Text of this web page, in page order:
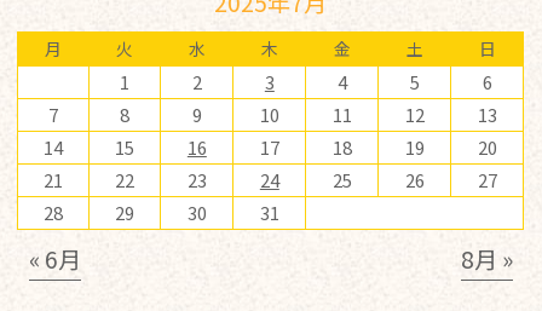
月 火 水 木 金 土 日
1 2 3 4 5
6
7
8 9 10 11 12
13
14
15 16 17 18 19
20
21
22 23 24 25 26
27
28
29 30 31
« 6月 8月 »